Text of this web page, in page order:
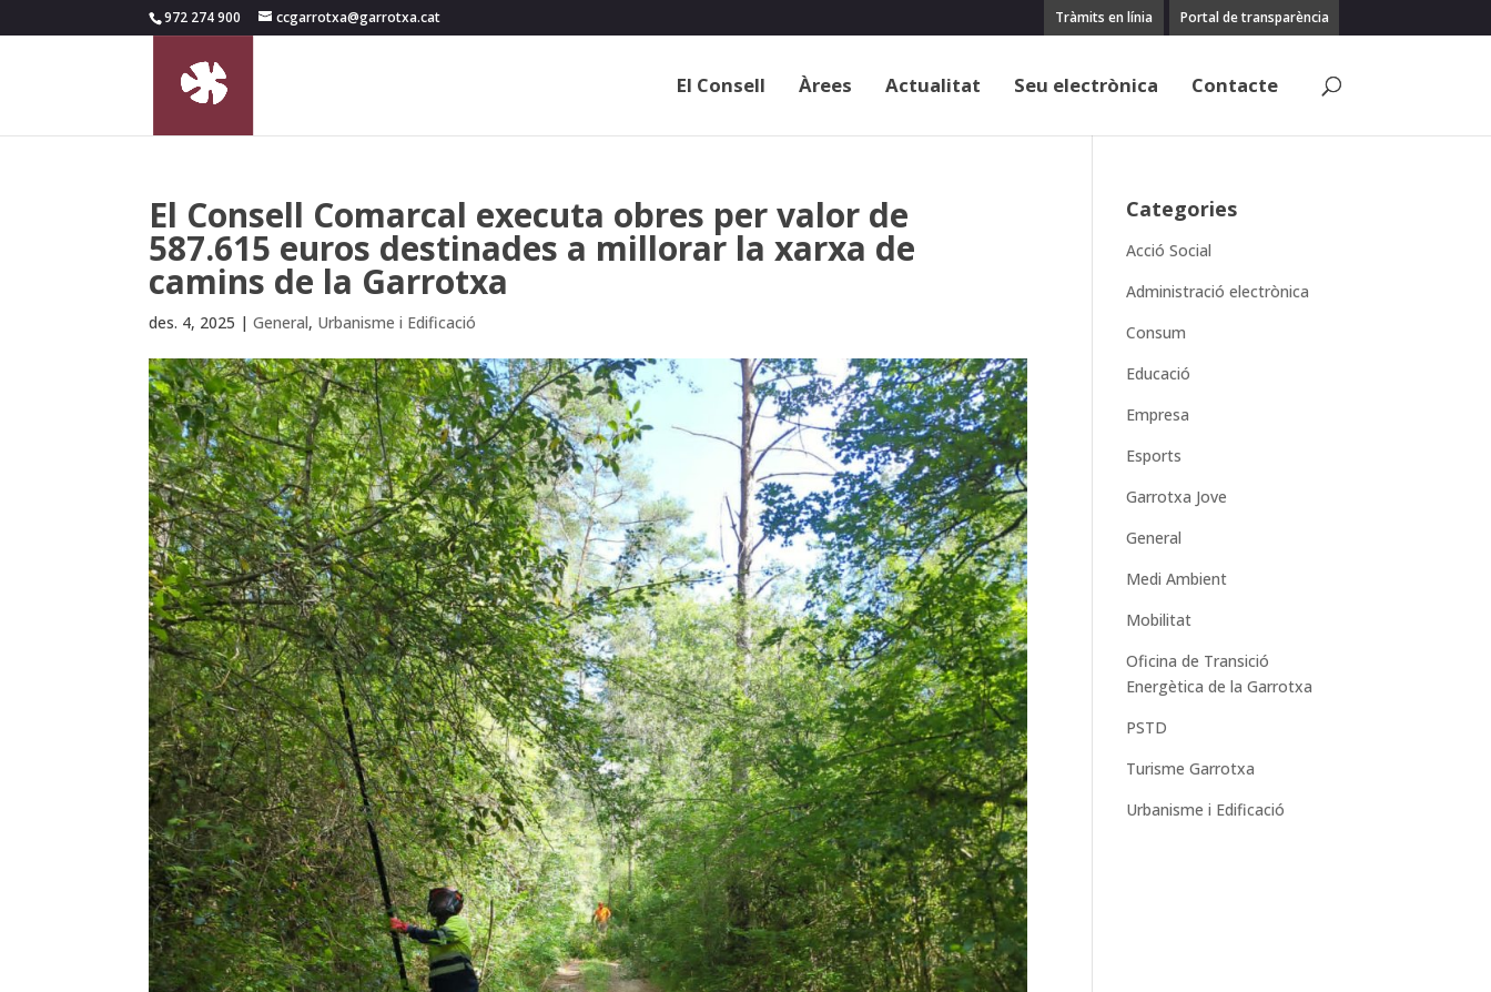
Tràmits en línia Portal de transparència
972 274 900 ccgarrotxa@garrotxa.cat
El Consell Àrees Actualitat Seu electrònica Contacte
El Consell Comarcal executa obres per valor de
587.615 euros destinades a millorar la xarxa de
camins de la Garrotxa
des. 4, 2025 |General, Urbanisme i Edificació
Categories
Acció Social
Administració electrònica
Consum
Educació
Empresa
Esports
Garrotxa Jove
General
Medi Ambient
Mobilitat
Oficina de Transició
Energètica de la Garrotxa
PSTD
Turisme Garrotxa
Urbanisme i Edificació